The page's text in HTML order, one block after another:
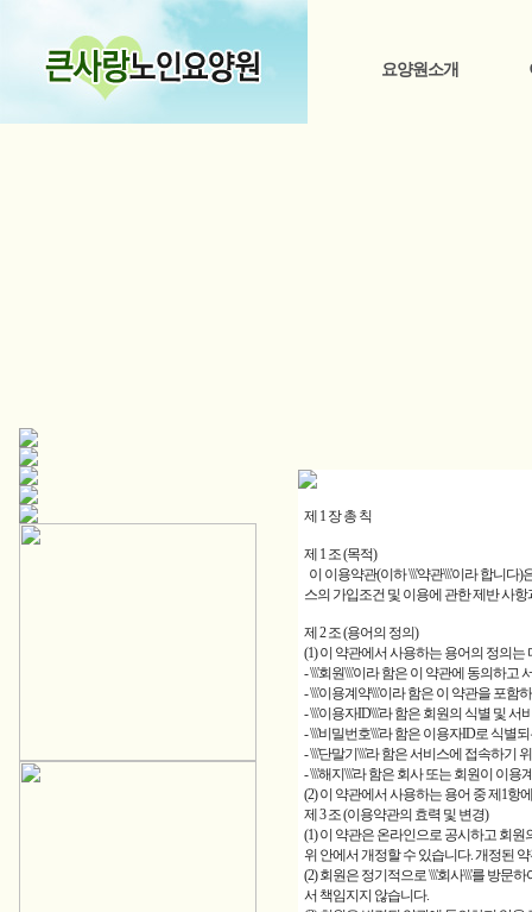
요양원소개
제 1 장 총 칙
제 1 조 (목적)
이 이용약관(이하 \\\'약관\\\'이라 합니다
스의 가입조건 및 이용에 관한 제반 사
제 2 조 (용어의 정의)
(1) 이 약관에서 사용하는 용어의 정의는
- \\\'회원\\\'이라 함은 이 약관에 동의하고
- \\\'이용계약\\\'이라 함은 이 약관을 포
- \\\'이용자ID\\\'라 함은 회원의 식별 및
- \\\'비밀번호\\\'라 함은 이용자ID로 식별
- \\\'단말기\\\'라 함은 서비스에 접속하기
- \\\'해지\\\'라 함은 회사 또는 회원이 이
(2) 이 약관에서 사용하는 용어 중 제1항
제 3 조 (이용약관의 효력 및 변경)
(1) 이 약관은 온라인으로 공시하고 회
위 안에서 개정할 수 있습니다. 개정된
(2) 회원은 정기적으로 \\\'회사\\\'를 방문
서 책임지지 않습니다.